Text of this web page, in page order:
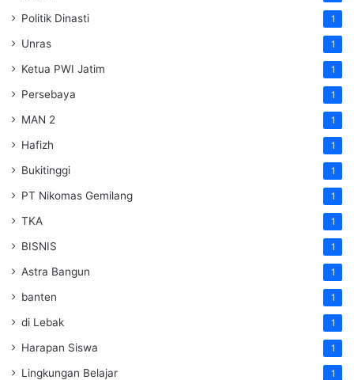
Politik Dinasti 1
Unras 1
Ketua PWI Jatim 1
Persebaya 1
MAN 2 1
Hafizh 1
Bukitinggi 1
PT Nikomas Gemilang 1
TKA 1
BISNIS 1
Astra Bangun 1
banten 1
di Lebak 1
Harapan Siswa 1
Lingkungan Belajar 1